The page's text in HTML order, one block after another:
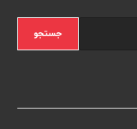
جستجو